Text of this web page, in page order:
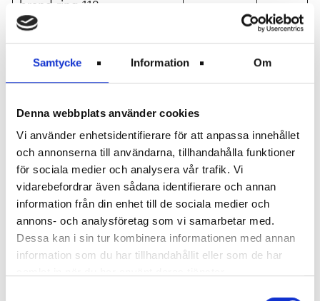
Samtycke Information Om
Denna webbplats använder cookies
Vi använder enhetsidentifierare för att anpassa innehållet
och annonserna till användarna, tillhandahålla funktioner
för sociala medier och analysera vår trafik. Vi
vidarebefordrar även sådana identifierare och annan
information från din enhet till de sociala medier och
annons- och analysföretag som vi samarbetar med.
Dessa kan i sin tur kombinera informationen med annan
information som du har tillhandahållit eller som de har
brand ring 112.
Hantering och
Sortera sopor i respektive
behållare i Miljöbod.
Transportera grovsopor och
miljöfarligt avfall till
Återbruket.
x
Tömning av soteringskärl,